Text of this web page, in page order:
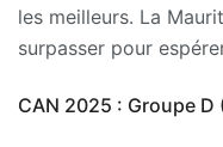
les meilleurs. La
surpasser pour
CAN 2025 : Groupe D